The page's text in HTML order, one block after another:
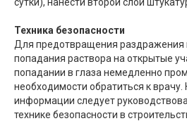
Техника безопасности
Для предотвращения раздражения
попадания раствора на открытые
попадании в глаза немедленно
необходимости обратиться к
информации следует
технике безопасности в